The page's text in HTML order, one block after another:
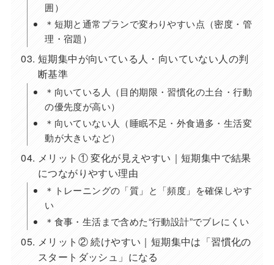
囲）
＊短期と通常プランで変わりやすい点（密度・管
理・宿題）
短期集中が向いている人・向いていない人の判
断基準
＊向いている人（目的期限・習慣化の土台・行動
の優先度が高い）
＊向いていない人（睡眠不足・外食過多・生活変
動が大きいなど）
メリット① 変化が見えやすい｜短期集中で結果
につながりやすい理由
＊トレーニングの「質」と「頻度」を確保しやす
い
＊食事・生活まで含めた“行動設計”でブレにくい
メリット② 続けやすい｜短期集中は「習慣化の
スタートダッシュ」になる